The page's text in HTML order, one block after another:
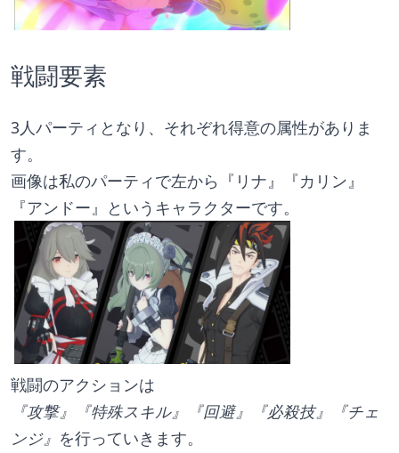
戦闘要素
3人パーティとなり、それぞれ得意の属性がありま
す。
画像は私のパーティで左から『リナ』『カリン』
『アンドー』というキャラクターです。
戦闘のアクションは
『攻撃』『特殊スキル』『回避』『必殺技』『チェ
ンジ』 を行っていきます。